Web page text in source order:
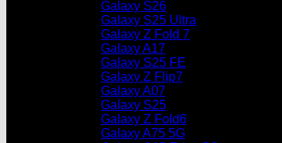
Galaxy S26
Galaxy S25 Ultra
Galaxy Z Fold 7
Galaxy A17
Galaxy S25 FE
Galaxy Z Flip7
Galaxy A07
Galaxy S25
Galaxy Z Fold6
Galaxy A75 5G